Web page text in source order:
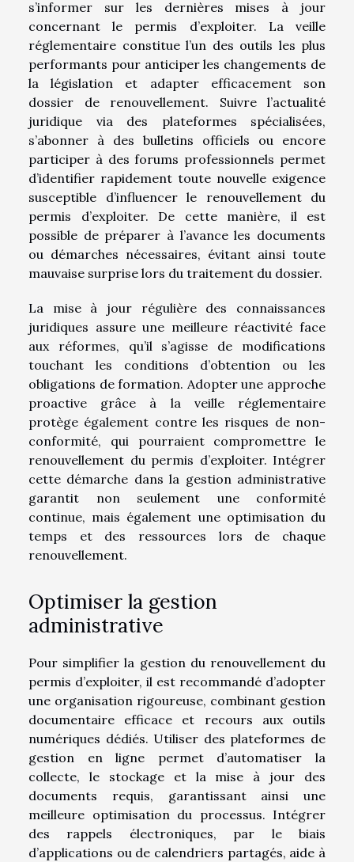
s’informer sur les dernières mises à jour
concernant le permis d’exploiter. La veille
réglementaire constitue l’un des outils les plus
performants pour anticiper les changements de
la législation et adapter efficacement son
dossier de renouvellement. Suivre l’actualité
juridique via des plateformes spécialisées,
s’abonner à des bulletins officiels ou encore
participer à des forums professionnels permet
d’identifier rapidement toute nouvelle exigence
susceptible d’influencer le renouvellement du
permis d’exploiter. De cette manière, il est
possible de préparer à l’avance les documents
ou démarches nécessaires, évitant ainsi toute
mauvaise surprise lors du traitement du dossier.
La mise à jour régulière des connaissances
juridiques assure une meilleure réactivité face
aux réformes, qu’il s’agisse de modifications
touchant les conditions d’obtention ou les
obligations de formation. Adopter une approche
proactive grâce à la veille réglementaire
protège également contre les risques de non-
conformité, qui pourraient compromettre le
renouvellement du permis d’exploiter. Intégrer
cette démarche dans la gestion administrative
garantit non seulement une conformité
continue, mais également une optimisation du
temps et des ressources lors de chaque
renouvellement.
Optimiser la gestion
administrative
Pour simplifier la gestion du renouvellement du
permis d’exploiter, il est recommandé d’adopter
une organisation rigoureuse, combinant gestion
documentaire efficace et recours aux outils
numériques dédiés. Utiliser des plateformes de
gestion en ligne permet d’automatiser la
collecte, le stockage et la mise à jour des
documents requis, garantissant ainsi une
meilleure optimisation du processus. Intégrer
des rappels électroniques, par le biais
d’applications ou de calendriers partagés, aide à